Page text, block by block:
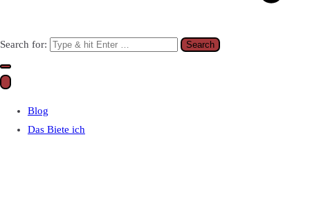
Search for:
Blog
Das Biete ich